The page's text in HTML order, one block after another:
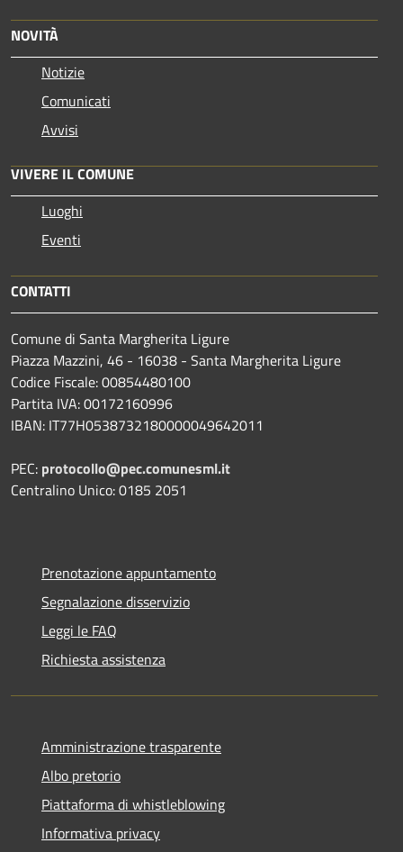
NOVITÀ
Notizie
Comunicati
Avvisi
VIVERE IL COMUNE
Luoghi
Eventi
CONTATTI
Comune di Santa Margherita Ligure
Piazza Mazzini, 46 - 16038 - Santa Margherita Ligure
Codice Fiscale: 00854480100
Partita IVA: 00172160996
IBAN: IT77H0538732180000049642011
PEC: protocollo@pec.comunesml.it
Centralino Unico: 0185 2051
Prenotazione appuntamento
Segnalazione disservizio
Leggi le FAQ
Richiesta assistenza
Amministrazione trasparente
Albo pretorio
Piattaforma di whistleblowing
Informativa privacy